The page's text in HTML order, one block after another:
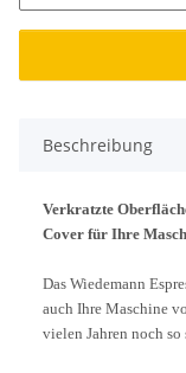
Beschreibung
Verkratzte
Cover für Ihre
Das Wiedemann
auch Ihre Maschine
vielen Jahren noch